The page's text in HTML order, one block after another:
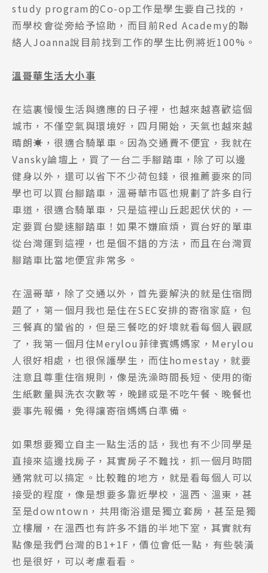
study program的Co-op工作是學生要自己找的，
而學校會從旁給予協助，而目前Red Academy的聯
絡人Joanna說目前找到工作的學生比例將近100%。
溫哥華生活大小事
在這裏慢慢生活與適應的日子裡，也越來越喜歡這個
城市，不僅空氣與環境好，四月開始，天氣也越來越
晴朗☀️，很適合騎單車。因為交通費不便宜，我就在
Vansky論壇上，買了一台二手腳踏車，除了可以邊
健身以外，還可以省下不少荷包錢，很推薦要來的同
學也可以買台腳踏車，溫哥華市區也規劃了許多自行
車道，很適合騎單車，只是這裡山丘起起伏伏的，一
定要買台變速腳踏車！如果不嫌麻煩，買台好的單車
從台灣運到這裡，也是個不錯的方法，而且在台灣買
腳踏車比當地便宜非常多。
在溫哥華，除了交通以外，首先要解決的就是住宿問
題了，第一個月我也是住在SEC安排的寄宿家庭，包
三餐真的蠻省的，但是三餐吃的好壞就看每個人觀感
了，我第一個月住Merylou菲律賓媽媽家，Merylou
人很好相處，也很保護學生，而住homestay，就要
注意且尊重住宿規則，像是洗澡時間長短、使用的衛
生紙數量與洗衣次數等，晚歸或是不吃午餐、晚餐也
要事先報備，免得讓寄宿媽媽白準備。
如果想要獨立自主一點生活的話，我也有不少同學是
直接來這邊找房子，其實房子不難找，抓一個月時間
通常就可以搞定。比較難的地方，就是看每個人可以
接受的程度，像是想要多靠近學校，溫西、溫東，甚
至是downtown，共用衛浴還是獨立套房，甚至是獨
立樓層，在溫西也有許多不錯的半地下室，其實就有
點像是我們台灣的B1+1F，價位會低一點，有些裝潢
也是很好，可以考慮看看。